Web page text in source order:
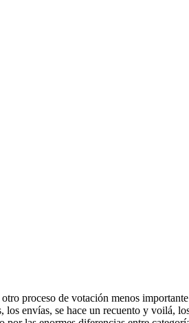
proceso de votación menos
envías, se hace un recuento y voilá,